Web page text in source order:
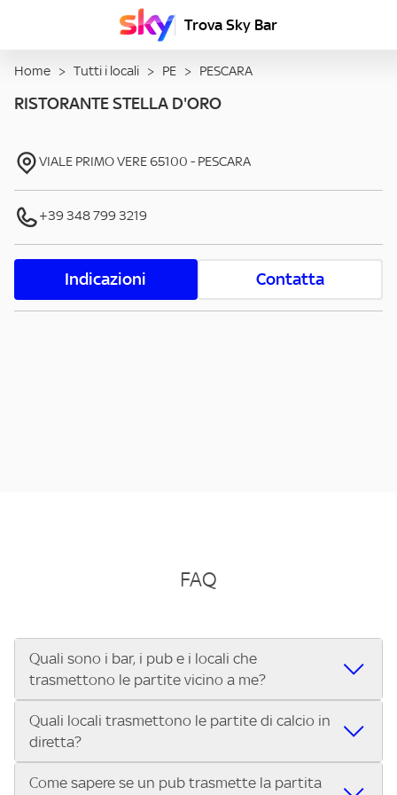
Trova Sky Bar
Home > Tutti i locali > PE > PESCARA
RISTORANTE STELLA D'ORO
VIALE PRIMO VERE65100 - PESCARA
+39 348 799 3219
Indicazioni Contatta
FAQ
Quali sono i bar, i pub e i locali che
trasmettono le partite vicino a me?
Se cerchi un bar, pub, ristorante o locale vicino a te per
vedere le partite di Serie A ENILIVE, la Serie C Sky Wifi, la
UEFA Champions League, la UEFA Europa League, la UEFA
Conference League, il Tennis, la Formula 1®, la MotoGP™ e
Quali locali trasmettono le partite di calcio in
diretta?
Vuoi sapere quali bar, pub o ristoranti mostrano le partite
Come sapere se un pub trasmette la partita